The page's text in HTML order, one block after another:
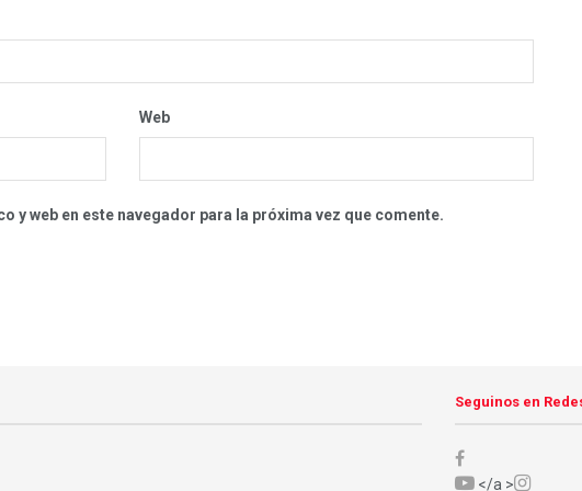
Web
y web en este navegador para la próxima vez que comente.
Seguinos en
</a >